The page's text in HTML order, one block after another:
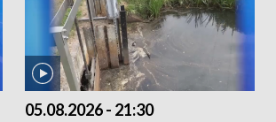
05.08.2026 - 21:30